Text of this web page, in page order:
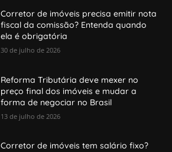
Corretor de imóveis precisa emitir nota
fiscal da comissão? Entenda quando
ela é obrigatória
30 de julho de 2026
Reforma Tributária deve mexer no
preço final dos imóveis e mudar a
forma de negociar no Brasil
13 de julho de 2026
Corretor de imóveis tem salário fixo?